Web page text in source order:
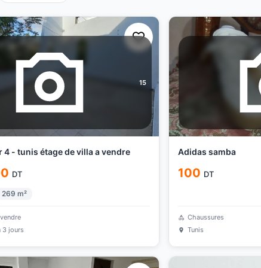
15
4 - tunis étage de villa a vendre
DT
269 m²
3 jours
Adidas samba
100 DT
Chaussures
Tunis